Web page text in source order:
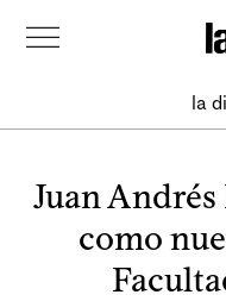
la
Juan
como